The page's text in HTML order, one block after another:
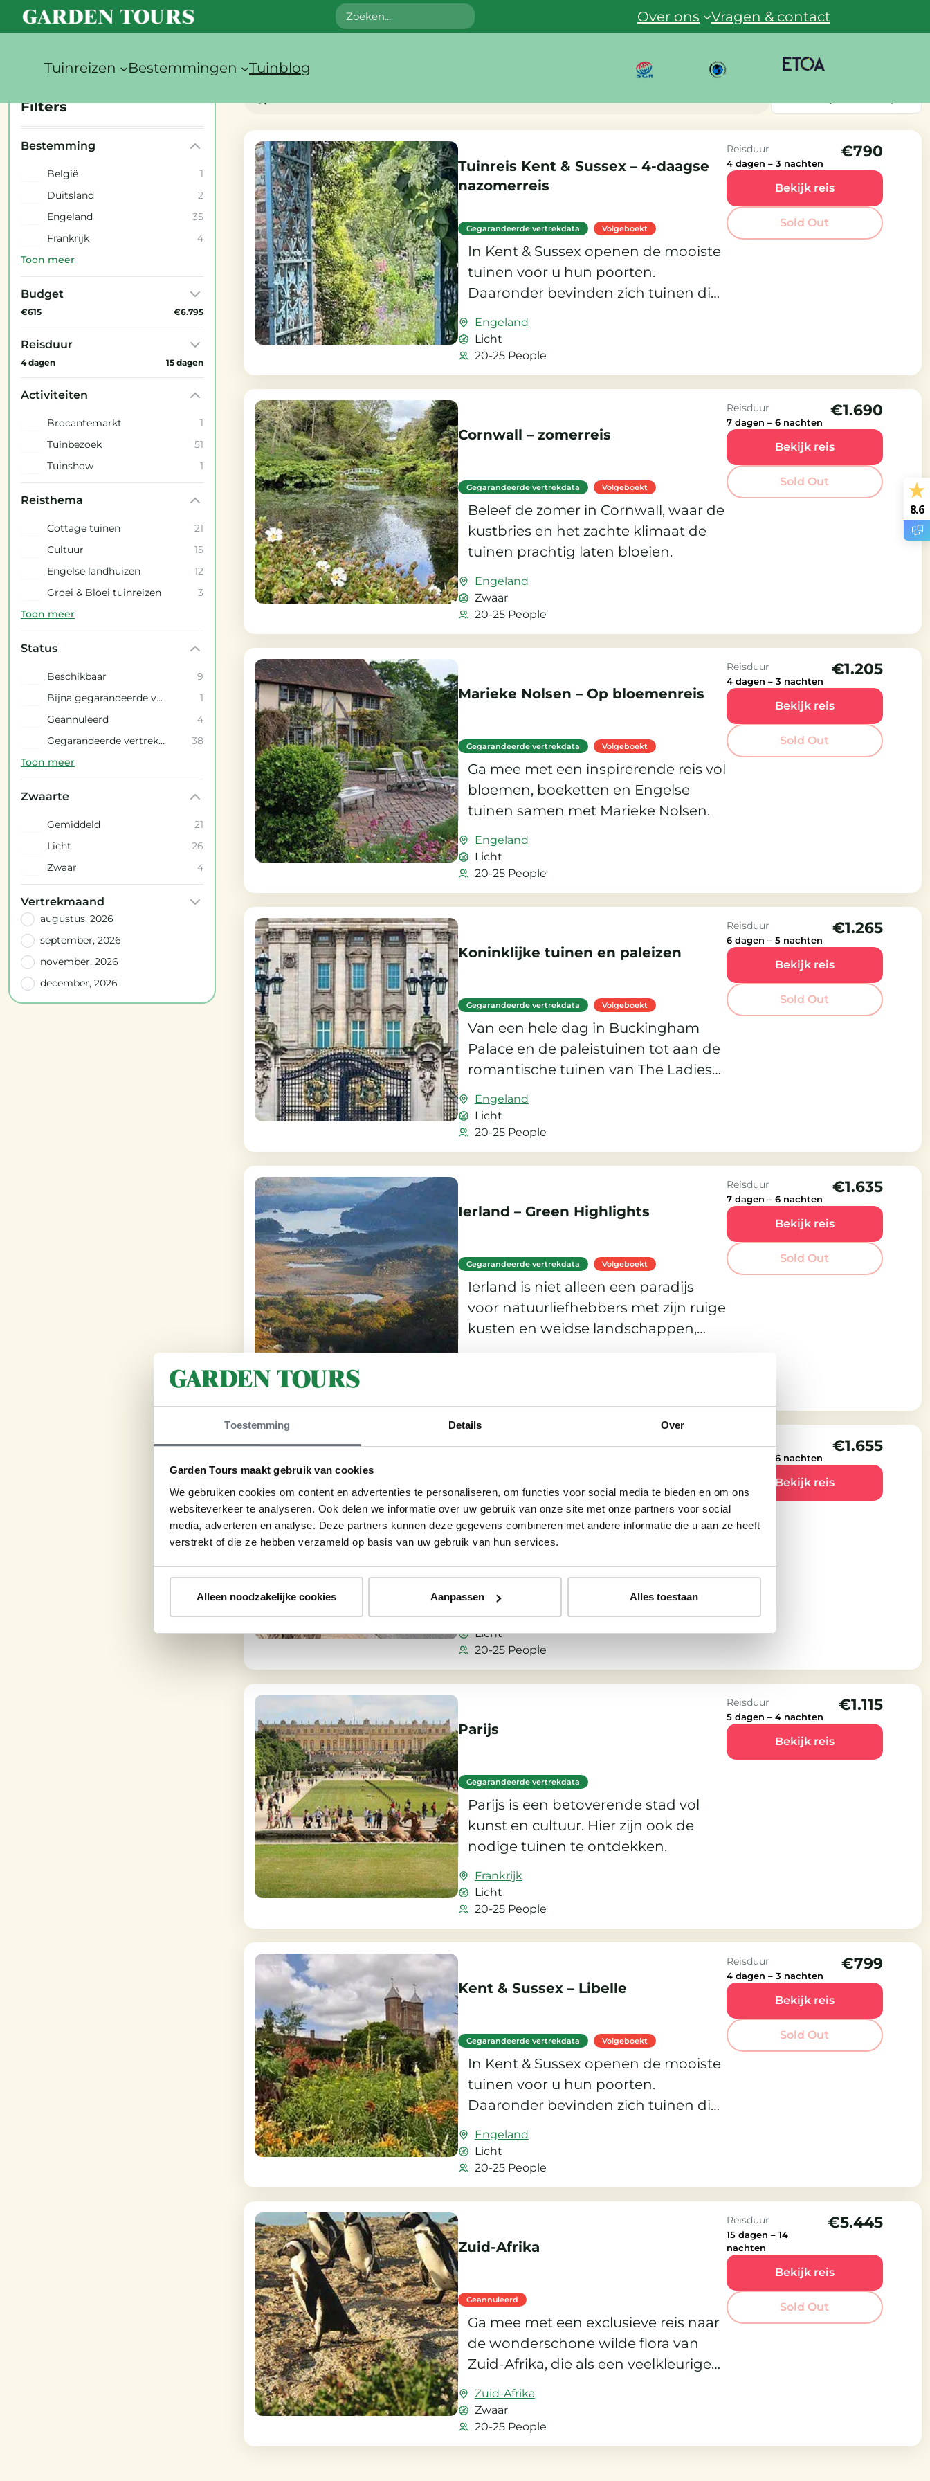
Toestemming Details Over
Garden Tours maakt gebruik van cookies
We gebruiken cookies om content en advertenties te personaliseren, om functies voor social media te bieden en om ons
websiteverkeer te analyseren. Ook delen we informatie over uw gebruik van onze site met onze partners voor social
media, adverteren en analyse. Deze partners kunnen deze gegevens combineren met andere informatie die u aan ze heeft
verstrekt of die ze hebben verzameld op basis van uw gebruik van hun services.
Alleen noodzakelijke cookies Aanpassen Alles toestaan
Zoeken Over ons Vragen & contact
Tuinreizen Bestemmingen Tuinblog
Filters
Bestemming
België
1
Duitsland
2
Engeland
35
Frankrijk
4
Toon meer
Budget
€615 €6.795
Reisduur
4 dagen 15 dagen
Activiteiten
Brocantemarkt
1
Tuinbezoek
51
Tuinshow
1
Reisthema
Cottage tuinen
21
Cultuur
15
Engelse landhuizen
12
Groei & Bloei tuinreizen
3
Toon meer
Status
Beschikbaar
9
Bijna gegarandeerde vertrekdata
1
Geannuleerd
4
Gegarandeerde vertrekdata
38
Toon meer
Zwaarte
Gemiddeld
21
Licht
26
Zwaar
4
Vertrekmaand
augustus, 2026
september, 2026
november, 2026
december, 2026
Tuinreis Kent & Sussex – 4-daagse
nazomerreis
Gegarandeerde vertrekdata Volgeboekt
In Kent & Sussex openen de mooiste
tuinen voor u hun poorten.
Daaronder bevinden zich tuinen die
al jarenlang tot de klassiekers
worden gerekend.
Engeland
Licht
20-25 People
Reisduur
4 dagen – 3 nachten
€790
Bekijk reis
Sold Out
Cornwall – zomerreis
Gegarandeerde vertrekdata Volgeboekt
Beleef de zomer in Cornwall, waar de
kustbries en het zachte klimaat de
tuinen prachtig laten bloeien.
Engeland
Zwaar
20-25 People
Reisduur
7 dagen – 6 nachten
€1.690
Bekijk reis
Sold Out
Marieke Nolsen – Op bloemenreis
Gegarandeerde vertrekdata Volgeboekt
Ga mee met een inspirerende reis vol
bloemen, boeketten en Engelse
tuinen samen met Marieke Nolsen.
Engeland
Licht
20-25 People
Reisduur
4 dagen – 3 nachten
€1.205
Bekijk reis
Sold Out
Koninklijke tuinen en paleizen
Gegarandeerde vertrekdata Volgeboekt
Van een hele dag in Buckingham
Palace en de paleistuinen tot aan de
romantische tuinen van The Ladies
Castle.
Engeland
Licht
20-25 People
Reisduur
6 dagen – 5 nachten
€1.265
Bekijk reis
Sold Out
Ierland – Green Highlights
Gegarandeerde vertrekdata Volgeboekt
Ierland is niet alleen een paradijs
voor natuurliefhebbers met zijn ruige
kusten en weidse landschappen,
Reisduur
7 dagen – 6 nachten
€1.635
Bekijk reis
Sold Out
Gegarandeerde vertrekdata Volgeboekt
Ga mee naar Isle of Wight. Het is een
heerlijk eiland waar de tijd stil lijkt te
hand in hand gaat met Engelse
charme.
Engeland
Licht
20-25 People
Reisduur
7 dagen – 6 nachten
€1.655
Bekijk reis
Parijs
Gegarandeerde vertrekdata
Parijs is een betoverende stad vol
kunst en cultuur. Hier zijn ook de
nodige tuinen te ontdekken.
Frankrijk
Licht
20-25 People
Reisduur
5 dagen – 4 nachten
€1.115
Bekijk reis
Kent & Sussex – Libelle
Gegarandeerde vertrekdata Volgeboekt
In Kent & Sussex openen de mooiste
tuinen voor u hun poorten.
Daaronder bevinden zich tuinen die
al jarenlang tot de klassiekers
worden gerekend.
Engeland
Licht
20-25 People
Reisduur
4 dagen – 3 nachten
€799
Bekijk reis
Sold Out
Zuid-Afrika
Geannuleerd
Ga mee met een exclusieve reis naar
de wonderschone wilde flora van
Zuid-Afrika, die als een veelkleurige
deken steppen en vlakten bedekt.
Zuid-Afrika
Zwaar
20-25 People
Reisduur
15 dagen – 14
nachten
€5.445
Bekijk reis
Sold Out
8.6